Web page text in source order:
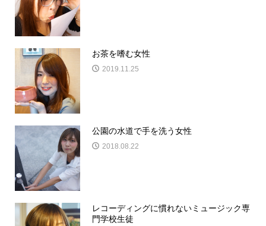
お茶を嗜む女性
2019.11.25
公園の水道で手を洗う女性
2018.08.22
レコーディングに慣れないミュージック専
門学校生徒